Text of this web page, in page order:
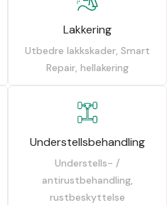
Lakkering
Utbedre lakkskader, Smart
Repair, hellakering
Understellsbehandling
Understells- /
antirustbehandling,
rustbeskyttelse